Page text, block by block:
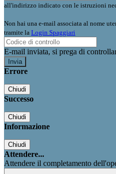
all'indirizzo indicato con le istruzioni
Non hai una e-mail associata al nome
tramite la Login Spaggiari
E-mail inviata, si prega di
Errore
Chiudi
Successo
Chiudi
Informazione
Chiudi
Attendere...
Attendere il completamento